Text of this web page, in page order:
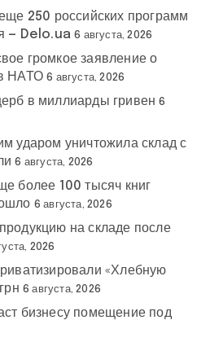
250 российских программ
— Delo.ua 6 августа, 2026
громкое заявление о
НАТО 6 августа, 2026
в миллиарды гривен 6
ударом уничтожила склад с
6 августа, 2026
более 100 тысяч книг
6 августа, 2026
на складе после
2026
«Хлебную
6 августа, 2026
бизнесу помещение под